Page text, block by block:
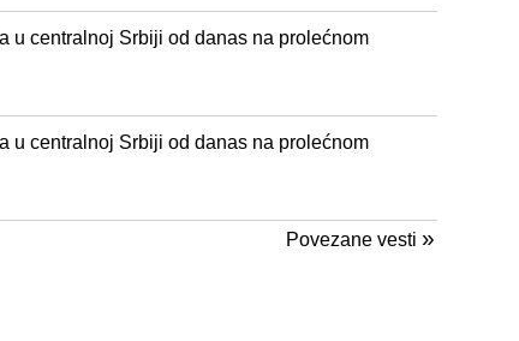
u centralnoj Srbiji od danas na prolećnom
u centralnoj Srbiji od danas na prolećnom
Povezane vesti »